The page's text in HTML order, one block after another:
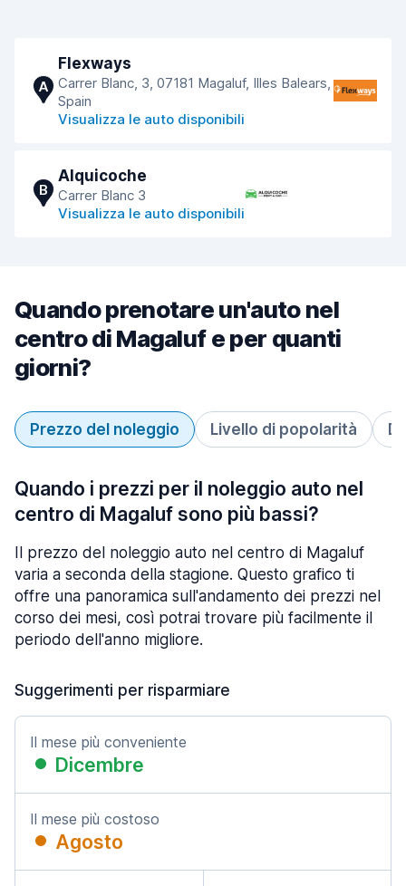
A
Flexways
Carrer Blanc, 3, 07181 Magaluf, Illes Balears,
Spain
Visualizza le auto disponibili
B
Alquicoche
Carrer Blanc 3
Visualizza le auto disponibili
Quando prenotare un'auto nel
centro di Magaluf e per quanti
giorni?
Prezzo del noleggio Livello di popolarità
Quando i prezzi per il noleggio auto nel
centro di Magaluf sono più bassi?
Il prezzo del noleggio auto nel centro di Magaluf
varia a seconda della stagione. Questo grafico ti
offre una panoramica sull'andamento dei prezzi nel
corso dei mesi, così potrai trovare più facilmente il
periodo dell'anno migliore.
Suggerimenti per risparmiare
Il mese più conveniente
Dicembre
Il mese più costoso
Agosto